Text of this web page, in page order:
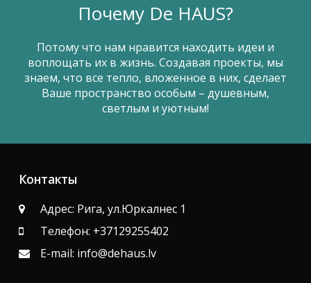
Почему De HAUS?
Потому что нам нравится находить идеи и
воплощать их в жизнь. Создавая проекты, мы
знаем, что все тепло, вложенное в них, сделает
Ваше пространство особым – душевным,
светлым и уютным!
Контакты
Адрес: Рига, ул.Юркалнес 1
Телефон: +37129255402
E-mail: info@dehaus.lv